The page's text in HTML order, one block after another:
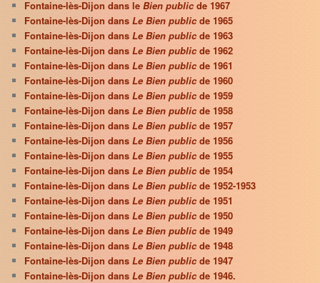
Fontaine-lès-Dijon dans leBien publicde 1967
Fontaine-lès-Dijon dansLe Bien publicde 1965
Fontaine-lès-Dijon dansLe Bien publicde 1963
Fontaine-lès-Dijon dansLe Bien publicde 1962
Fontaine-lès-Dijon dansLe Bien publicde 1961
Fontaine-lès-Dijon dansLe Bien publicde 1960
Fontaine-lès-Dijon dansLe Bien publicde 1959
Fontaine-lès-Dijon dansLe Bien publicde 1958
Fontaine-lès-Dijon dansLe Bien publicde 1957
Fontaine-lès-Dijon dansLe Bien publicde 1956
Fontaine-lès-Dijon dansLe Bien publicde 1955
Fontaine-lès-Dijon dansLe Bien publicde 1954
Fontaine-lès-Dijon dansLe Bien publicde 1952-1953
Fontaine-lès-Dijon dansLe Bien publicde 1951
Fontaine-lès-Dijon dansLe Bien publicde 1950
Fontaine-lès-Dijon dansLe Bien publicde 1949
Fontaine-lès-Dijon dansLe Bien publicde 1948
Fontaine-lès-Dijon dansLe Bien publicde 1947
Fontaine-lès-Dijon dansLe Bien publicde 1946.